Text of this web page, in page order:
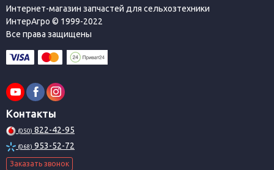
Интернет-магазин запчастей для сельхозтехники
ИнтерАгро © 1999-2022
Все права защищены
Контакты
(050) 822-42-95
(068) 953-52-72
Заказать звонок